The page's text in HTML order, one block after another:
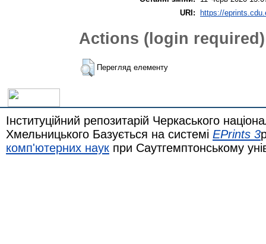
URI: https://
Actions (login required)
Перегляд елементу
Інституційний репозитарій Черкаського
Хмельницького Базується на системі EPrints 3
комп'ютерних наук при Саутгемптонському